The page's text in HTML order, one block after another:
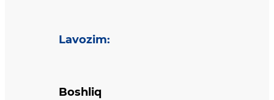
Lavozim:
Boshliq